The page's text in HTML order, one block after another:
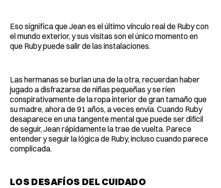
Eso significa que Jean es el último vínculo real de Ruby con
el mundo exterior, y sus visitas son el único momento en
que Ruby puede salir de las instalaciones.
Las hermanas se burlan una de la otra, recuerdan haber
jugado a disfrazarse de niñas pequeñas y se ríen
conspirativamente de la ropa interior de gran tamaño que
su madre, ahora de 91 años, a veces envía. Cuando Ruby
desaparece en una tangente mental que puede ser difícil
de seguir, Jean rápidamente la trae de vuelta. Parece
entender y seguir la lógica de Ruby, incluso cuando parece
complicada.
LOS DESAFÍOS DEL CUIDADO